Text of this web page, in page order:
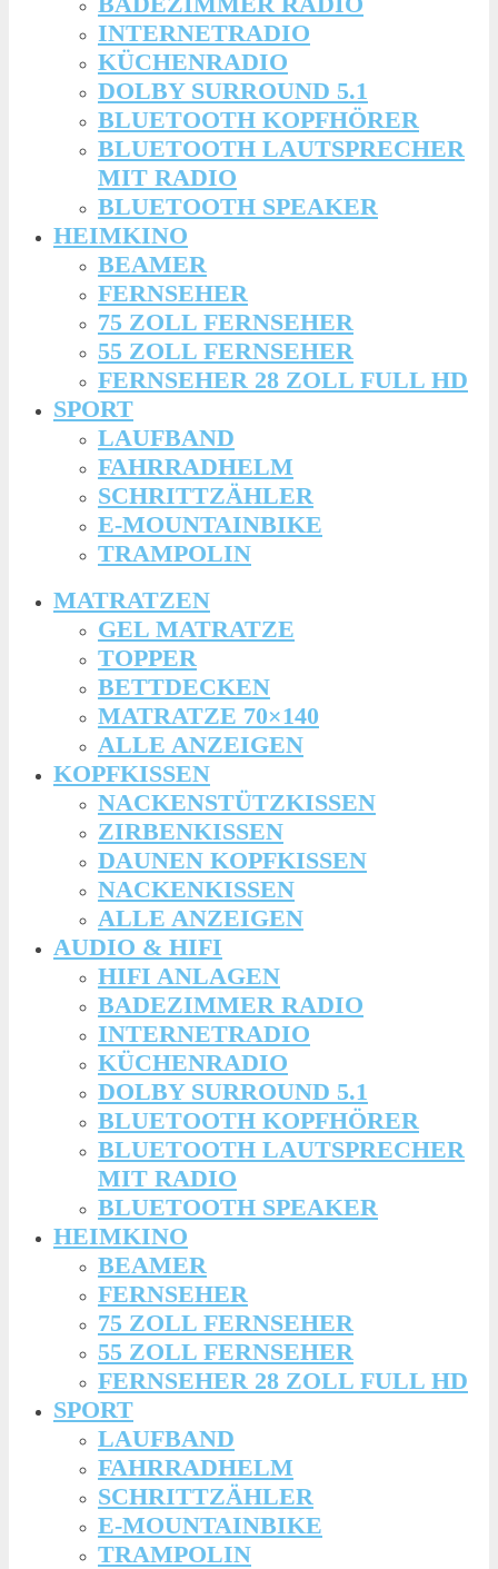
INTERNETRADIO
KÜCHENRADIO
DOLBY SURROUND 5.1
BLUETOOTH KOPFHÖRER
BLUETOOTH LAUTSPRECHER
MIT RADIO
BLUETOOTH SPEAKER
HEIMKINO
BEAMER
FERNSEHER
75 ZOLL FERNSEHER
55 ZOLL FERNSEHER
FERNSEHER 28 ZOLL FULL HD
SPORT
LAUFBAND
FAHRRADHELM
SCHRITTZÄHLER
E-MOUNTAINBIKE
TRAMPOLIN
MATRATZEN
GEL MATRATZE
TOPPER
BETTDECKEN
MATRATZE 70×140
ALLE ANZEIGEN
KOPFKISSEN
NACKENSTÜTZKISSEN
ZIRBENKISSEN
DAUNEN KOPFKISSEN
NACKENKISSEN
ALLE ANZEIGEN
AUDIO & HIFI
HIFI ANLAGEN
BADEZIMMER RADIO
INTERNETRADIO
KÜCHENRADIO
DOLBY SURROUND 5.1
BLUETOOTH KOPFHÖRER
BLUETOOTH LAUTSPRECHER
MIT RADIO
BLUETOOTH SPEAKER
HEIMKINO
BEAMER
FERNSEHER
75 ZOLL FERNSEHER
55 ZOLL FERNSEHER
FERNSEHER 28 ZOLL FULL HD
SPORT
LAUFBAND
FAHRRADHELM
SCHRITTZÄHLER
E-MOUNTAINBIKE
TRAMPOLIN